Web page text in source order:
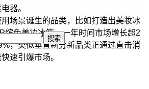
器。
场景诞生的品类，比如打造出美妆冰
缤兔美妆冰箱，一年时间市场增长超2
，类似垂直新分新品类正通过直击消
速引爆市场。